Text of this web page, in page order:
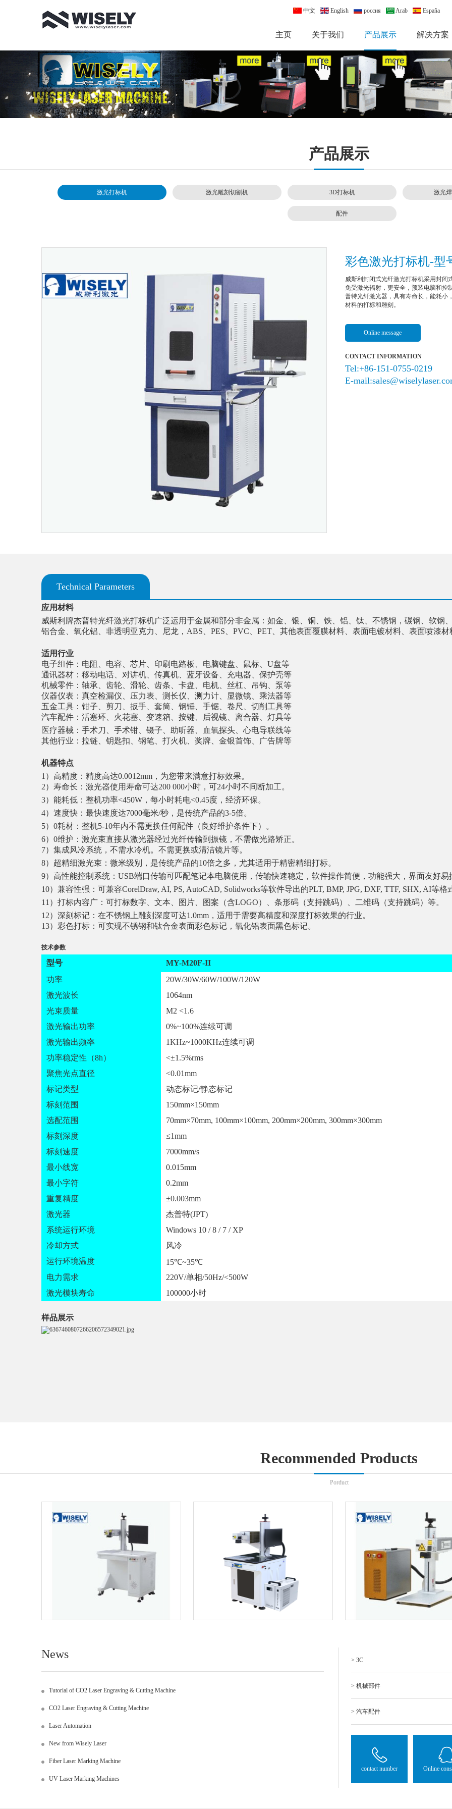
中文 English россия Arab España
主页 关于我们 产品展示 解决方案
产品展示
激光打标机 激光雕刻切割机 3D打标机 激光
配件
彩色激光打标机-型
威斯利封闭式光纤激光打标机采用封闭
免受激光辐射，更安全，预装电脑和控
普特光纤激光器，具有寿命长，能耗小
材料的打标和雕刻。
Online message
CONTACT INFORMATION
Tel:+86-151-0755-0219
E-
Technical Parameters
应用材料
威斯利牌杰普特光纤激光打标机广泛运用于金属和部分非金属：如金、银、铜、铁、铝、钛、不锈钢，碳钢、软钢、
铝合金、氧化铝、非透明亚克力、尼龙， ABS、PES、PVC、PET、其他表面覆膜材料、表面电镀材料、表面喷漆材
适用行业
电子组件：电阻、电容、芯片、印刷电路板、电脑键盘、鼠标、 U盘等
通讯器材：移动电话、对讲机、传真机、蓝牙设备、充电器、保护壳等
机械零件：轴承、齿轮、滑轮、齿条、卡盘、电机、丝杠、吊钩、泵等
仪器仪表：真空检漏仪、压力表、测长仪、测力计、显微镜、乘法器等
五金工具：钳子、剪刀、扳手、套筒、钢锤、手锯、卷尺、切削工具等
汽车配件：活塞环、火花塞、变速箱、按键、后视镜、离合器、灯具等
医疗器械：手术刀、手术钳、镊子、助听器、血氧探头、心电导联线等
其他行业：拉链、钥匙扣、钢笔、打火机、奖牌、金银首饰、广告牌等
机器特点
1）高精度：精度高达0.0012mm，为您带来满意打标效果。
2）寿命长：激光器使用寿命可达200 000小时，可24小时不间断加工。
3）能耗低：整机功率<450W，每小时耗电<0.45度，经济环保。
4）速度快：最快速度达7000毫米/秒，是传统产品的3-5倍。
5）0耗材：整机5-10年内不需更换任何配件（良好维护条件下）。
6）0维护：激光束直接从激光器经过光纤传输到振镜，不需做光路矫正。
7）集成风冷系统，不需水冷机。不需更换或清洁镜片等。
8）超精细激光束：微米级别，是传统产品的10倍之多，尤其适用于精密精细打标。
9）高性能控制系统：USB端口传输可匹配笔记本电脑使用，传输快速稳定，软件操作简便，功能强大，界面友好易
10）兼容性强：可兼容CorelDraw, AI, PS, AutoCAD, Solidworks等软件导出的PLT, BMP, JPG, DXF, TTF, SHX, AI等格
11）打标内容广：可打标数字、文本、图片、图案（含LOGO）、条形码（支持跳码）、二维码（支持跳码）等。
12）深刻标记：在不锈钢上雕刻深度可达1.0mm，适用于需要高精度和深度打标效果的行业。
13）彩色打标：可实现不锈钢和钛合金表面彩色标记，氧化铝表面黑色标记。
技术参数
型号
MY-M20F-II
功率
20W/30W/60W/100W/120W
激光波长
1064nm
光束质量
M2 <1.6
激光输出功率
0%~100%连续可调
激光输出频率
1KHz~1000KHz连续可调
功率稳定性（8h）
<±1.5%rms
聚焦光点直径
<0.01mm
标记类型
动态标记/静态标记
标刻范围
150mm×150mm
选配范围
70mm×70mm, 100mm×100mm, 200mm×200mm, 300mm×300mm
标刻深度
≤1mm
标刻速度
7000mm/s
最小线宽
0.015mm
最小字符
0.2mm
重复精度
±0.003mm
激光器
杰普特(JPT)
系统运行环境
Windows 10 / 8 / 7 / XP
冷却方式
风冷
运行环境温度
15℃~35℃
电力需求
220V/单相/50Hz/<500W
激光模块寿命
100000小时
样品展示
Recommended Products
Porduct
News
Tutorial of CO2 Laser Engraving & Cutting Machine
CO2 Laser Engraving & Cutting Machine
Laser Automation
New from Wisely Laser
Fiber Laser Marking Machine
UV Laser Marking Machines
> 3C
> 机械部件
> 汽车配件
contact number Online